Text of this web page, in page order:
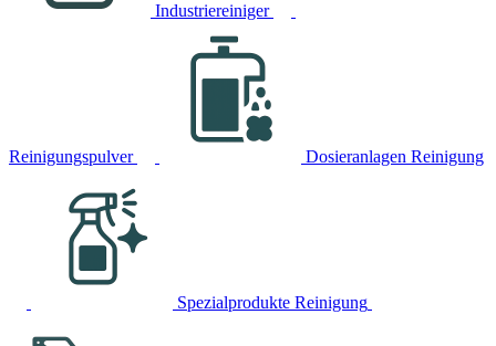
Industriereiniger
Reinigungspulver Dosieranlagen Reinigung
Spezialprodukte Reinigung